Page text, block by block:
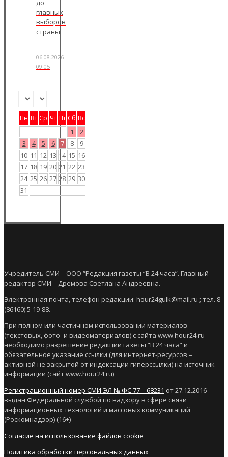
до
главных
выборов
страны
06.08.2026
09:05
Пн Вт Ср Чт Пт Сб Вс
1
2
3
4 5 6 7 8
9
10 11 12 13 14 15 16
17 18 19 20 21 22 23
24 25 26 27 28 29 30
31
Учредитель СМИ – ООО “Редакция газеты “В 24 часа”. Главный
редактор СМИ – Дремова Светлана Андреевна.
Электронная почта, телефон редакции: hour24gulk@mail.ru ; тел. 8
(86160) 5-19-88.
При полном или частичном использовании материалов
(текстовых, фото- и видеоматериалов) с сайта www.hour24.ru
необходимо разрешение редакции газеты “В 24 часа” и
обязательное указание ссылки (для интернет-ресурсов –
активной не закрытой от индексации гиперссылки) на источник
информации (сайт www.hour24.ru)
Регистрационный номер СМИ ЭЛ № ФС 77 – 68231 от 27.12.2016
выдан Федеральной службой по надзору в сфере связи
информационных технологий и массовых коммуникаций
(Роскомнадзор) (16+)
Согласие на использование файлов cookie
Политика обработки персональных данных